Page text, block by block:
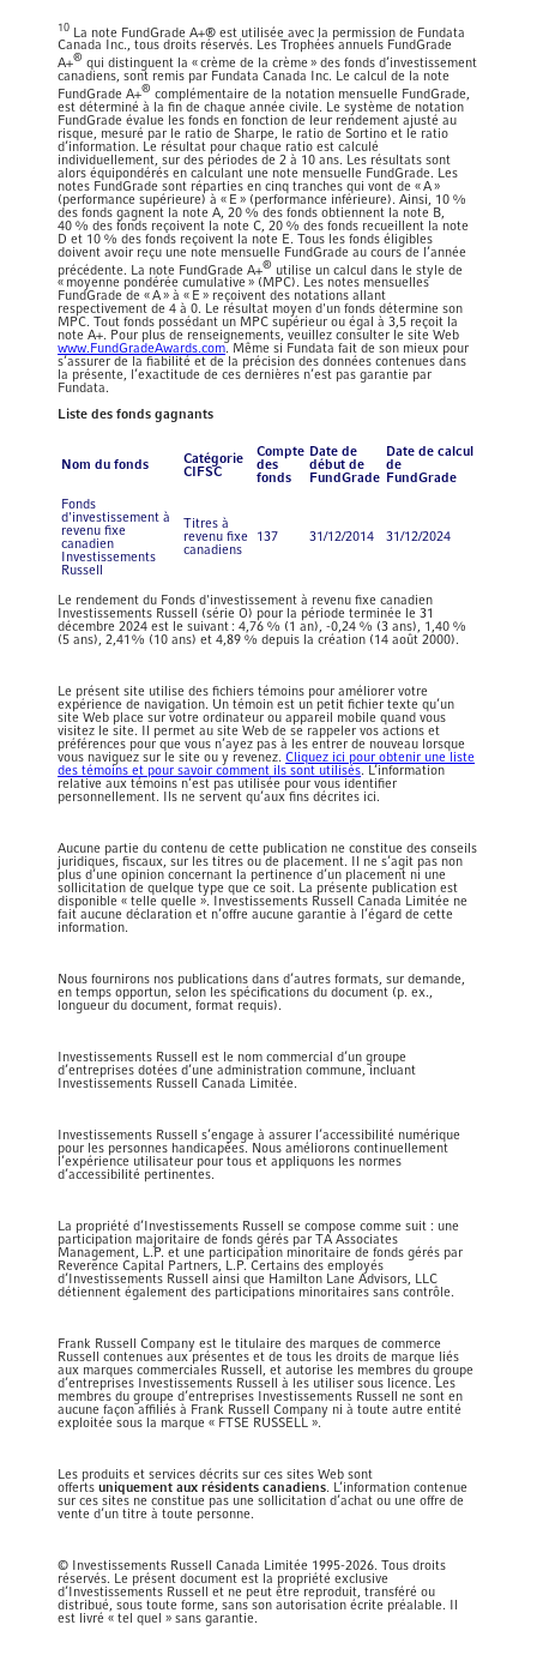
10 La note FundGrade A+® est utilisée avec la permission de Fundata
Canada Inc., tous droits réservés. Les Trophées annuels FundGrade
A+® qui distinguent la « crème de la crème » des fonds d’investissement
canadiens, sont remis par Fundata Canada Inc. Le calcul de la note
FundGrade A+® complémentaire de la notation mensuelle FundGrade,
est déterminé à la fin de chaque année civile. Le système de notation
FundGrade évalue les fonds en fonction de leur rendement ajusté au
risque, mesuré par le ratio de Sharpe, le ratio de Sortino et le ratio
d’information. Le résultat pour chaque ratio est calculé
individuellement, sur des périodes de 2 à 10 ans. Les résultats sont
alors équipondérés en calculant une note mensuelle FundGrade. Les
notes FundGrade sont réparties en cinq tranches qui vont de « A »
(performance supérieure) à « E » (performance inférieure). Ainsi, 10 %
des fonds gagnent la note A, 20 % des fonds obtiennent la note B,
40 % des fonds reçoivent la note C, 20 % des fonds recueillent la note
D et 10 % des fonds reçoivent la note E. Tous les fonds éligibles
doivent avoir reçu une note mensuelle FundGrade au cours de l’année
précédente. La note FundGrade A+® utilise un calcul dans le style de
« moyenne pondérée cumulative » (MPC). Les notes mensuelles
FundGrade de « A » à « E » reçoivent des notations allant
respectivement de 4 à 0. Le résultat moyen d'un fonds détermine son
MPC. Tout fonds possédant un MPC supérieur ou égal à 3,5 reçoit la
note A+. Pour plus de renseignements, veuillez consulter le site Web
www.FundGradeAwards.com. Même si Fundata fait de son mieux pour
s’assurer de la fiabilité et de la précision des données contenues dans
la présente, l’exactitude de ces dernières n’est pas garantie par
Fundata.
Liste des fonds gagnants
Nom du fonds
Catégorie
CIFSC
Compte
des
fonds
Date de
début de
FundGrade
Date de calcul
de
FundGrade
Fonds
d'investissement à
revenu fixe
canadien
Investissements
Russell
Titres à
revenu fixe
canadiens
137 31/12/2014 31/12/2024
Le rendement du Fonds d'investissement à revenu fixe canadien
Investissements Russell (série O) pour la période terminée le 31
décembre 2024 est le suivant : 4,76 % (1 an), -0,24 % (3 ans), 1,40 %
(5 ans), 2,41% (10 ans) et 4,89 % depuis la création (14 août 2000).
Le présent site utilise des fichiers témoins pour améliorer votre
expérience de navigation. Un témoin est un petit fichier texte qu’un
site Web place sur votre ordinateur ou appareil mobile quand vous
visitez le site. Il permet au site Web de se rappeler vos actions et
préférences pour que vous n’ayez pas à les entrer de nouveau lorsque
vous naviguez sur le site ou y revenez.Cliquez ici pour obtenir une liste
des témoins et pour savoir comment ils sont utilisés. L’information
relative aux témoins n’est pas utilisée pour vous identifier
personnellement. Ils ne servent qu’aux fins décrites ici.
Aucune partie du contenu de cette publication ne constitue des conseils
juridiques, fiscaux, sur les titres ou de placement. Il ne s’agit pas non
plus d’une opinion concernant la pertinence d’un placement ni une
sollicitation de quelque type que ce soit. La présente publication est
disponible « telle quelle ». Investissements Russell Canada Limitée ne
fait aucune déclaration et n’offre aucune garantie à l’égard de cette
information.
Nous fournirons nos publications dans d’autres formats, sur demande,
en temps opportun, selon les spécifications du document (p. ex.,
longueur du document, format requis).
Investissements Russell est le nom commercial d’un groupe
d’entreprises dotées d’une administration commune, incluant
Investissements Russell Canada Limitée.
Investissements Russell s’engage à assurer l’accessibilité numérique
pour les personnes handicapées. Nous améliorons continuellement
l’expérience utilisateur pour tous et appliquons les normes
d’accessibilité pertinentes.
La propriété d’Investissements Russell se compose comme suit : une
participation majoritaire de fonds gérés par TA Associates
Management, L.P. et une participation minoritaire de fonds gérés par
Reverence Capital Partners, L.P. Certains des employés
d’Investissements Russell ainsi que Hamilton Lane Advisors, LLC
détiennent également des participations minoritaires sans contrôle.
Frank Russell Company est le titulaire des marques de commerce
Russell contenues aux présentes et de tous les droits de marque liés
aux marques commerciales Russell, et autorise les membres du groupe
d’entreprises Investissements Russell à les utiliser sous licence. Les
membres du groupe d’entreprises Investissements Russell ne sont en
aucune façon affiliés à Frank Russell Company ni à toute autre entité
exploitée sous la marque « FTSE RUSSELL ».
Les produits et services décrits sur ces sites Web sont
offertsuniquement aux résidents canadiens. L’information contenue
sur ces sites ne constitue pas une sollicitation d’achat ou une offre de
vente d’un titre à toute personne.
© Investissements Russell Canada Limitée 1995-2026. Tous droits
réservés. Le présent document est la propriété exclusive
d’Investissements Russell et ne peut être reproduit, transféré ou
distribué, sous toute forme, sans son autorisation écrite préalable. Il
est livré « tel quel » sans garantie.